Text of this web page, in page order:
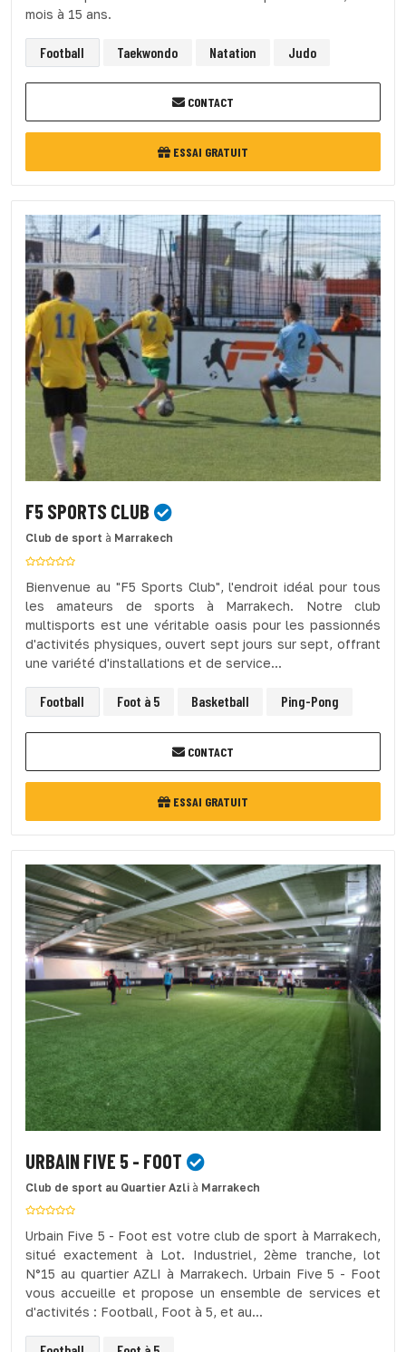
mois à 15 ans.
Football Taekwondo Natation Judo
CONTACT
ESSAI GRATUIT
F5 SPORTS CLUB
Club de sport à Marrakech
Bienvenue au "F5 Sports Club", l'endroit idéal pour tous
les amateurs de sports à Marrakech. Notre club
multisports est une véritable oasis pour les passionnés
d'activités physiques, ouvert sept jours sur sept, offrant
une variété d'installations et de service...
Football Foot à 5 Basketball Ping-Pong
CONTACT
ESSAI GRATUIT
URBAIN FIVE 5 - FOOT
Club de sport au Quartier Azli à Marrakech
Urbain Five 5 - Foot est votre club de sport à Marrakech,
situé exactement à Lot. Industriel, 2ème tranche, lot
N°15 au quartier AZLI à Marrakech. Urbain Five 5 - Foot
vous accueille et propose un ensemble de services et
d'activités : Football, Foot à 5, et au...